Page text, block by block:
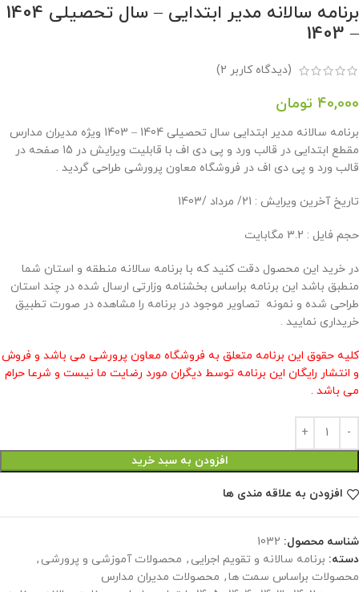
برنامه سالانه مدیر ابتدایی – سال تحصیلی 1404
– 1403
(دیدگاه کاربر 2
)
40,000 تومان
برنامه سالانه مدیر ابتدایی سال تحصیلی 1404 – 1403 ویژه مدیران مدارس
مقطع ابتدایی در قالب ورد و پی دی اف با قابلیت ویرایش در 15 صفحه در
قالب ورد و پی دی اف در فروشگاه معاون پرورشی طراحی گردید .
تاريخ آخرين ويرايش : 21/ مرداد /1403
حجم فايل : 3.2 مگابايت
در خرید این محصول دقت کنید که با برنامه سالانه منطقه و استان شما
منطبق باشد این برنامه براساس بخشنامه وزارتی ارسال شده در چند استان
طراحی شده و نمونه تصاویر موجود در برنامه را مشاهده در صورت تطبیق
خریداری نمایید .
کلیه حقوق این برنامه متعلق به فروشگاه معاون پرورشی می باشد و فروش
و انتشار رایگان این برنامه توسط دیگران مورد رضایت ما نیست و شرعا حرام
می باشد .
افزودن به سبد خرید
افزودن به علاقه مندی ها
شناسه محصول: 1032
دسته: برنامه سالانه و تقویم اجرایی , محصولات آموزشی و پرورشی ,
محصولات براساس سمت ها, محصولات مدیران مدارس